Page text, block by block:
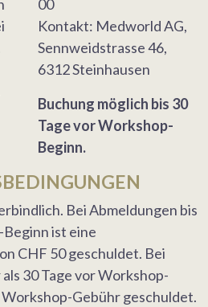
00
Kontakt: Medworld AG,
Sennweidstrasse 46,
6312 Steinhausen
Buchung möglich bis 30
Tage vor Workshop-
Beginn.
Bei Abmeldungen bis
ist eine
CHF 50 geschuldet. Bei
30 Tage vor Workshop-
Gebühr geschuldet.